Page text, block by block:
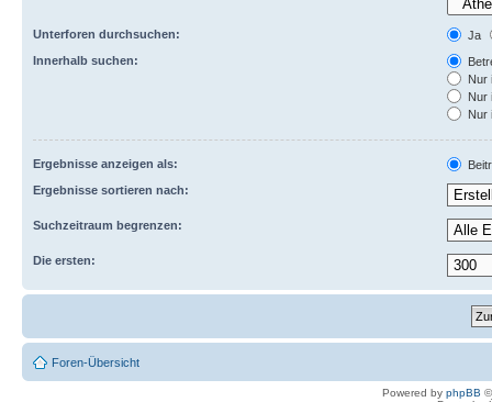
Unterforen durchsuchen:
Ja
Innerhalb suchen:
Nur
Nur
Nur
Ergebnisse anzeigen als:
Ergebnisse sortieren nach:
Suchzeitraum begrenzen:
Die ersten:
Foren-Übersicht
Powered by phpBB